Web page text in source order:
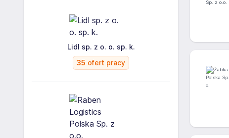
Lidl sp. z o. o. sp. k.
35 ofert pracy